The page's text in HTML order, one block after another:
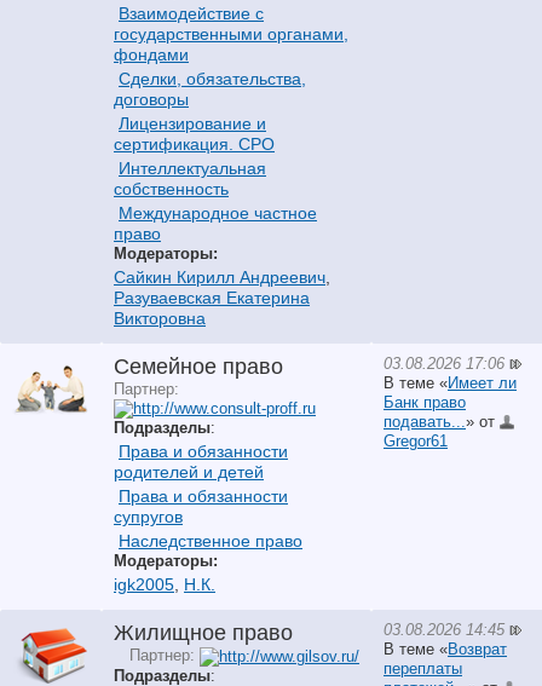
Взаимодействие с
государственными органами,
фондами
Сделки, обязательства,
договоры
Лицензирование и
сертификация. СРО
Интеллектуальная
собственность
Международное частное
право
Модераторы:
Сайкин Кирилл Андреевич
Разуваевская Екатерина
Викторовна
Семейное право
Партнер:
Подразделы:
Права и обязанности
родителей и детей
Права и обязанности
супругов
Наследственное право
Модераторы:
igk2005 Н.К.
03.08.2026 17:06
В теме «Имеет ли
Банк право
подавать... » от
Gregor61
Жилищное право
Партнер:
Подразделы:
03.08.2026 14:45
В теме «Возврат
переплаты